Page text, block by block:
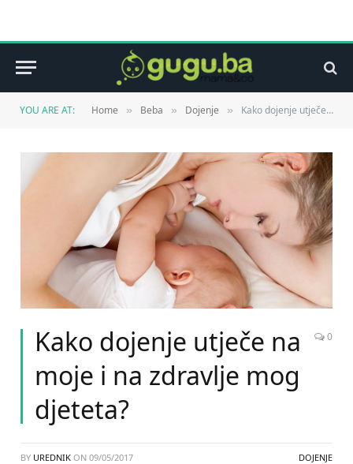
YOU ARE AT: Home » Beba » Dojenje » Kako dojenje utječe na moje i na zdravlje mog djeteta?
Kako dojenje utječe na
moje i na zdravlje mog
djeteta?
0
BY UREDNIK ON 09/05/2017 DOJENJE